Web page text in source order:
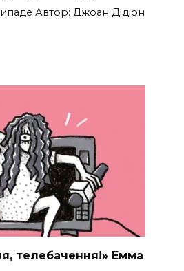
Автор: Джоан Дідіон
телебачення!» Емма